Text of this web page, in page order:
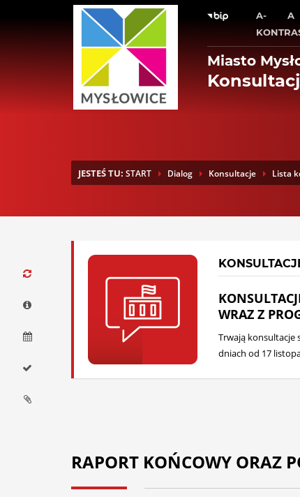
A- A
Miasto
JESTEŚ TU: START Dialog Konsultacje Lista
WRAZ Z
Trwają konsultacje
dniach od 17
RAPORT KOŃCOWY ORAZ